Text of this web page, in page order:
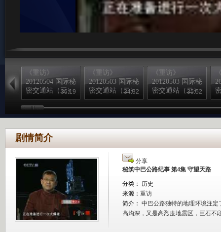
《重访》
20120504 国际秘
密交通站（三）
36:19
《重访》
20120503 国际秘
密交通站（二）
34:32
《重访》
20120503 国际秘
密交通站（二）
35:52
剧情简介
分享
秘筑中巴公路纪事 第4集 守望天路
分类： 历史
来源： 重访
简介： 中巴公路独特的地理环境注定
高沟深，又是高烈度地震区，巨石不